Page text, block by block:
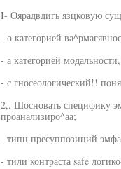
I- Оярадвдигь язцковую
- о категорией
- а категорией модальности,
- с гносеологический!!
2,. Шосновать специфику
проанализиро^аа;
- типц пресуппозиций
- тили контраста safe